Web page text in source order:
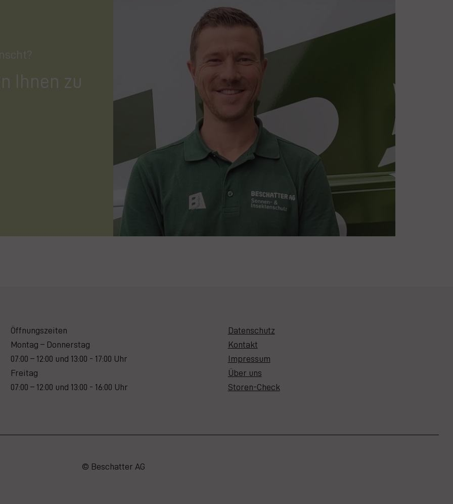
Ihnen zu
Öffnungszeiten
Montag – Donnerstag
07:00 – 12:00 und 13:00 - 17:00 Uhr
Freitag
07:00 – 12:00 und 13:00 - 16:00 Uhr
Datenschutz
Kontakt
Impressum
Über uns
Storen-Check
© Beschatter AG